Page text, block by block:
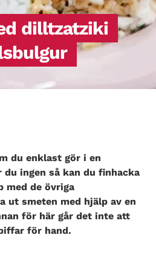
dilltzatziki
du enklast gör i en
du ingen så kan du finhacka
med de övriga
ut smeten med hjälp av en
för här går det inte att
för hand.